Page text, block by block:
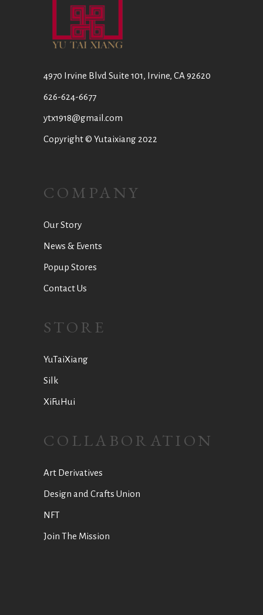
4970 Irvine Blvd Suite 101, Irvine, CA 92620
626-624-6677
ytx1918@gmail.com
Copyright © Yutaixiang 2022
COMPANY
Our Story
News & Events
Popup Stores
Contact Us
STORE
YuTaiXiang
Silk
XiFuHui
COLLABORATION
Art Derivatives
Design and Crafts Union
NFT
Join The Mission